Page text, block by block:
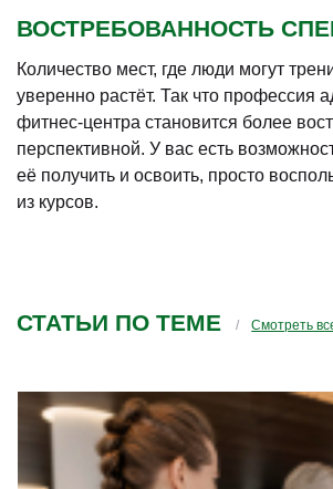
ВОСТРЕБОВАННОСТЬ
Количество мест, где люди могут
уверенно растёт. Так что профессия
фитнес-центра становится более
перспективной. У вас есть
её получить и освоить, просто
из курсов.
СТАТЬИ ПО ТЕМЕ Смотреть